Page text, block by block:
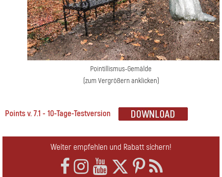
Pointillismus-Gemälde
(zum Vergrößern anklicken)
Points v. 7.1 - 10-Tage-Testversion
Weiter empfehlen und Rabatt sichern!